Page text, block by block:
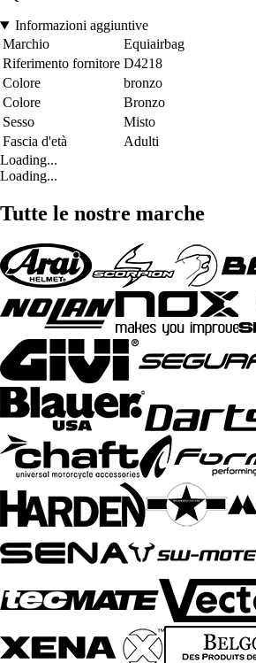
Informazioni aggiuntive
Marchio
Equiairbag
Riferimento fornitore D4218
Colore
bronzo
Colore
Bronzo
Sesso
Misto
Fascia d'età
Adulti
Loading...
Loading...
Tutte le nostre marche